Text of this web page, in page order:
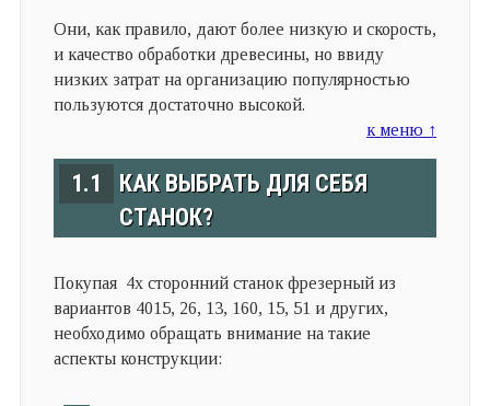
Они, как правило, дают более низкую и скорость,
и качество обработки древесины, но ввиду
низких затрат на организацию популярностью
пользуются достаточно высокой.
к меню ↑
1.1
КАК ВЫБРАТЬ ДЛЯ СЕБЯ
СТАНОК?
Покупая 4х сторонний станок фрезерный из
вариантов 4015, 26, 13, 160, 15, 51 и других,
необходимо обращать внимание на такие
аспекты конструкции: